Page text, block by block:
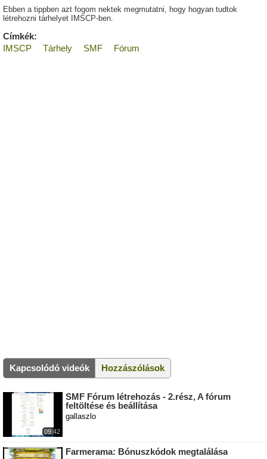
Ebben a tippben azt fogom nektek megmutatni, hogy hogyan tudtok
létrehozni tárhelyet IMSCP-ben.
Címkék:
IMSCP
Tárhely SMF Fórum
Kapcsolódó videók Hozzászólások
09:42
SMF Fórum létrehozás - 2.rész, A fórum
feltöltése és beállítása
gallaszlo
Farmerama: Bónuszkódok megtalálása